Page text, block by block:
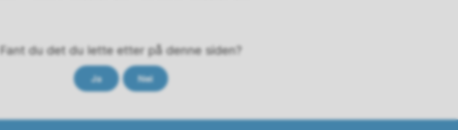
Fant du det du lette etter på denne siden?
Ja Nei